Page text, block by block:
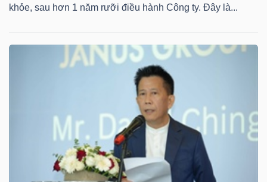
khỏe, sau hơn 1 năm rưỡi điều hành Công ty. Đây là...